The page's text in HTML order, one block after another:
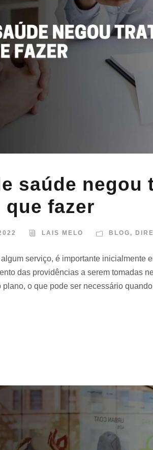
saúde negou
que fazer
LAIS MELO BLOG ,
serviço, é importante inicialmente
das providências a serem tomadas
o que pode ser necessário